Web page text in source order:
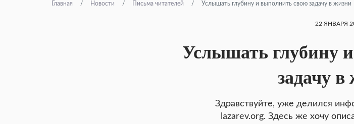
Главная Новости Письма читателей Услышать глубину и выполнить свою задачу в жизни
22 ЯНВАРЯ
Услышать глубину
задачу в
Здравствуйте, уже делился
lazarev.org. Здесь же хочу